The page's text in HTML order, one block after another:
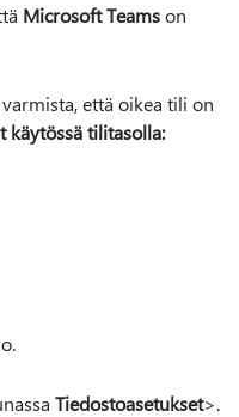
Microsoft Teamson
että oikea tili on
käytössä tilitasolla:
Tiedostoasetukset>.